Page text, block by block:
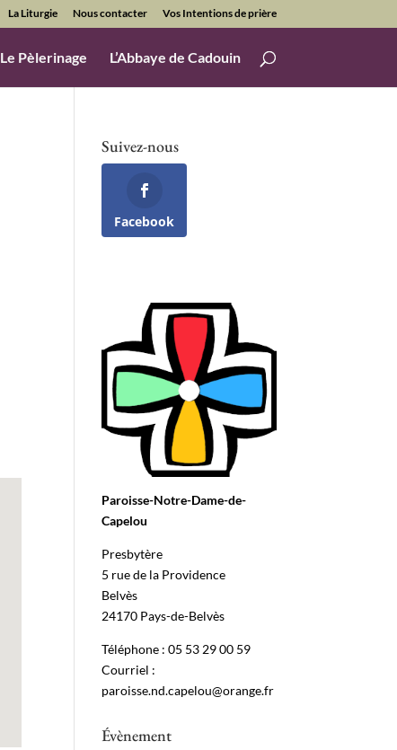
La Liturgie Nous contacter Vos Intentions de prière
Le Pèlerinage L’Abbaye de Cadouin
Outlook Live
Suivez-nous
Facebook
Paroisse-Notre-Dame-de-
Capelou
Presbytère
5 rue de la Providence
Belvès
24170 Pays-de-Belvès
Téléphone : 05 53 29 00 59
Courriel :
paroisse.nd.capelou@orange.fr
Évènement